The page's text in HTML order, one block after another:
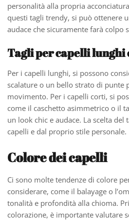
personalità alla propria
questi tagli trendy, si può ottenere
audace che sicuramente farà colpo
Tagli per capelli lunghi
Per i capelli lunghi, si possono
scalature o un bello strato di punte
movimento. Per i capelli corti, si
come il caschetto asimmetrico o il
un look chic e audace. La scelta
capelli e dal proprio stile personale.
Colore dei capelli
Ci sono molte tendenze di colore
considerare, come il balayage o
tonalità e profondità alla chioma.
colorazione, è importante valutare